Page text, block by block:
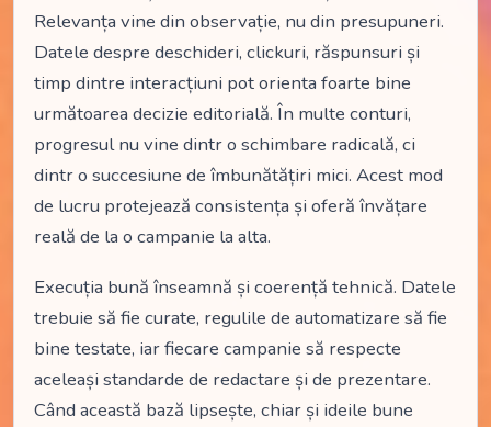
Relevanța vine din observație, nu din presupuneri.
Datele despre deschideri, clickuri, răspunsuri și
timp dintre interacțiuni pot orienta foarte bine
următoarea decizie editorială. În multe conturi,
progresul nu vine dintr o schimbare radicală, ci
dintr o succesiune de îmbunătățiri mici. Acest mod
de lucru protejează consistența și oferă învățare
reală de la o campanie la alta.
Execuția bună înseamnă și coerență tehnică. Datele
trebuie să fie curate, regulile de automatizare să fie
bine testate, iar fiecare campanie să respecte
aceleași standarde de redactare și de prezentare.
Când această bază lipsește, chiar și ideile bune